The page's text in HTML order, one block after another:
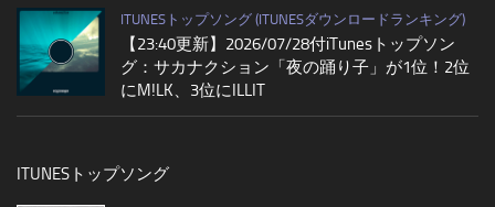
ITUNESトップソング (ITUNESダウンロードランキング)
【23:40更新】2026/07/28付iTunesトップソン
グ：サカナクション「夜の踊り子」が1位！2位
にM!LK、3位にILLIT
ITUNESトップソング